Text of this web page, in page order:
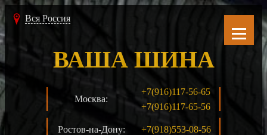
Вся Россия
Москва:
+7(916)117-56-65
+7(916)117-65-56
Ростов-на-Дону: +7(918)553-08-56
ВАША ШИНА